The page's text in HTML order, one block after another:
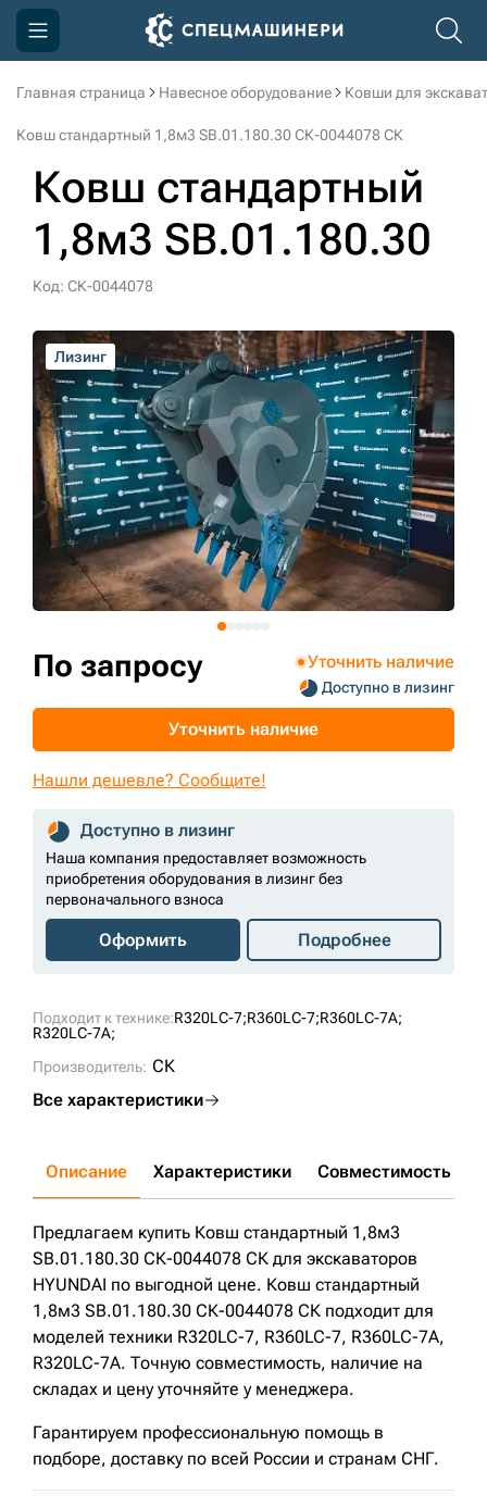
Главная страница Навесное оборудование Ковши для
Ковш стандартный 1,8м3 SB.01.180.30 СК-0044078 СК
Ковш стандартный
1,8м3 SB.01.180.30
Код: СК-0044078
Лизинг
Лизинг
Лизинг
Лизинг
Лизинг
Лизинг
Подходит к технике:R320LC-7;R360LC-7;R360LC-7A;
R320LC-7A;
Производитель: СК
Все характеристики
По запросу Уточнить наличие
Доступно в лизинг
Уточнить наличие
Нашли дешевле? Сообщите!
Доступно в лизинг
Наша компания предоставляет возможность
приобретения оборудования в лизинг без
первоначального взноса
Оформить Подробнее
Описание Характеристики Совместимость
Предлагаем купить Ковш стандартный 1,8м3
SB.01.180.30 СК-0044078 СК для экскаваторов
HYUNDAI по выгодной цене. Ковш стандартный
1,8м3 SB.01.180.30 СК-0044078 СК подходит для
моделей техники R320LC-7, R360LC-7, R360LC-7A,
R320LC-7A. Точную совместимость, наличие на
складах и цену уточняйте у менеджера.
Гарантируем профессиональную помощь в
подборе, доставку по всей России и странам СНГ.
Компания
Доставка и оплата
Информация
Контакты
3D тур по производству
3D тур по складам
sksale@skdst.ru
+7 (499) 394-50-93